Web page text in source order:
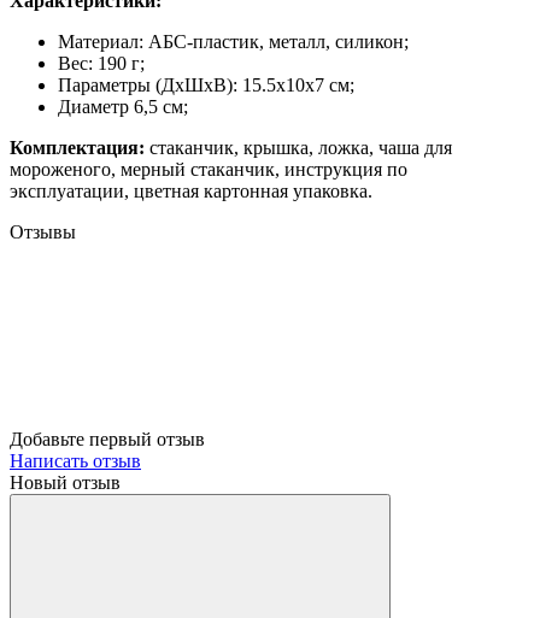
Материал: АБС-пластик, металл, силикон;
Вес: 190 г;
Параметры (ДxШxВ): 15.5x10x7 см;
Диаметр 6,5 см;
Комплектация: стаканчик, крышка, ложка, чаша для
мороженого, мерный стаканчик, инструкция по
эксплуатации, цветная картонная упаковка.
Отзывы
Добавьте первый отзыв
Написать отзыв
Новый отзыв